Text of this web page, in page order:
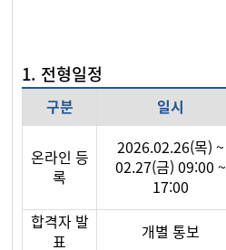
1. 전형일정
구분 일시
온라인 등
록
2026.02.26(목) ~
02.27(금) 09:00 ~
17:00
합격자 발
표
개별 통보